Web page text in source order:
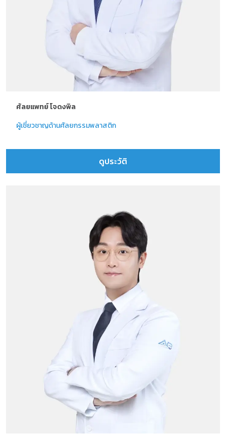
ศัลยแพทย์ โจดงพิล
ผู้เชี่ยวชาญด้านศัลยกรรมพลาสติก
ดูประวัติ